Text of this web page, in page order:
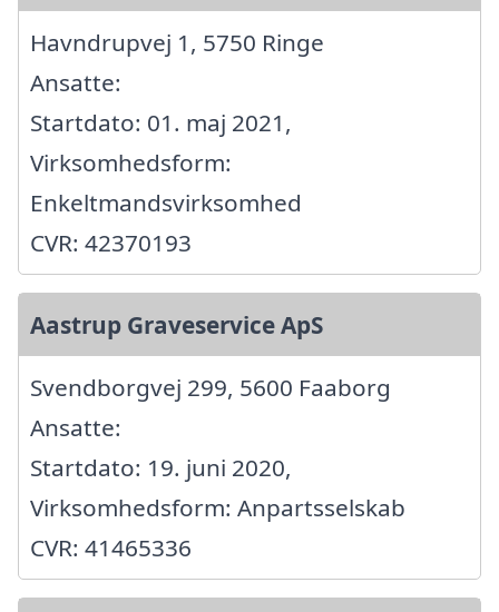
Havndrupvej 1, 5750 Ringe
Ansatte:
Startdato: 01. maj 2021,
Virksomhedsform:
Enkeltmandsvirksomhed
CVR: 42370193
Aastrup Graveservice ApS
Svendborgvej 299, 5600 Faaborg
Ansatte:
Startdato: 19. juni 2020,
Virksomhedsform: Anpartsselskab
CVR: 41465336